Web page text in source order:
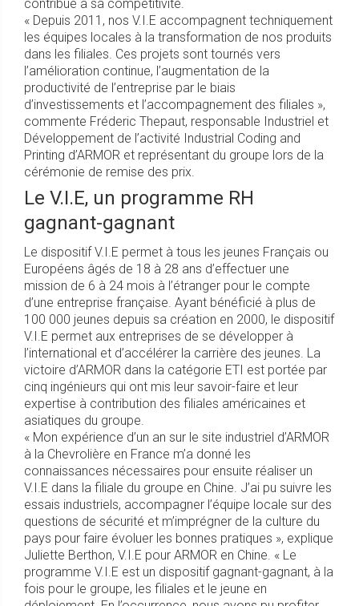
contribué à sa compétitivité.
« Depuis 2011, nos V.I.E accompagnent techniquement
les équipes locales à la transformation de nos produits
dans les filiales. Ces projets sont tournés vers
l’amélioration continue, l’augmentation de la
productivité de l’entreprise par le biais
d’investissements et l’accompagnement des filiales »,
commente Fréderic Thepaut, responsable Industriel et
Développement de l’activité Industrial Coding and
Printing d’ARMOR et représentant du groupe lors de la
cérémonie de remise des prix.
Le V.I.E, un programme RH
gagnant-gagnant
Le dispositif V.I.E permet à tous les jeunes Français ou
Européens âgés de 18 à 28 ans d’effectuer une
mission de 6 à 24 mois à l’étranger pour le compte
d’une entreprise française. Ayant bénéficié à plus de
100 000 jeunes depuis sa création en 2000, le dispositif
V.I.E permet aux entreprises de se développer à
l’international et d’accélérer la carrière des jeunes. La
victoire d’ARMOR dans la catégorie ETI est portée par
cinq ingénieurs qui ont mis leur savoir-faire et leur
expertise à contribution des filiales américaines et
asiatiques du groupe.
« Mon expérience d’un an sur le site industriel d’ARMOR
à la Chevrolière en France m’a donné les
connaissances nécessaires pour ensuite réaliser un
V.I.E dans la filiale du groupe en Chine. J’ai pu suivre les
essais industriels, accompagner l’équipe locale sur des
questions de sécurité et m’imprégner de la culture du
pays pour faire évoluer les bonnes pratiques », explique
Juliette Berthon, V.I.E pour ARMOR en Chine. « Le
programme V.I.E est un dispositif gagnant-gagnant, à la
fois pour le groupe, les filiales et le jeune en